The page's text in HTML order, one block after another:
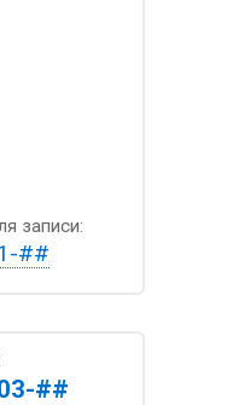
записи:
##
##